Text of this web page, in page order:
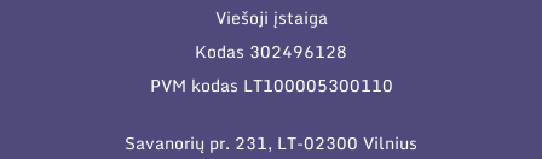
Viešoji įstaiga
Kodas 302496128
PVM kodas LT100005300110
Savanorių pr. 231, LT-02300 Vilnius